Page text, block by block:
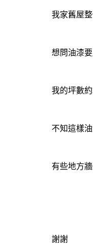
我家舊屋
想問油漆
我的坪數
不知這樣
有些地方
謝謝